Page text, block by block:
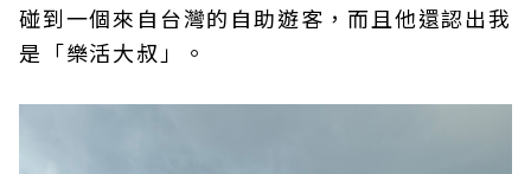
碰到一個來自台灣的自助遊客，而且他還認出我
是「樂活大叔」。